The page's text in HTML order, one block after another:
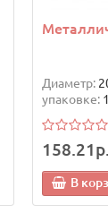
Диаметр:
упаковке:
158.21р.
В